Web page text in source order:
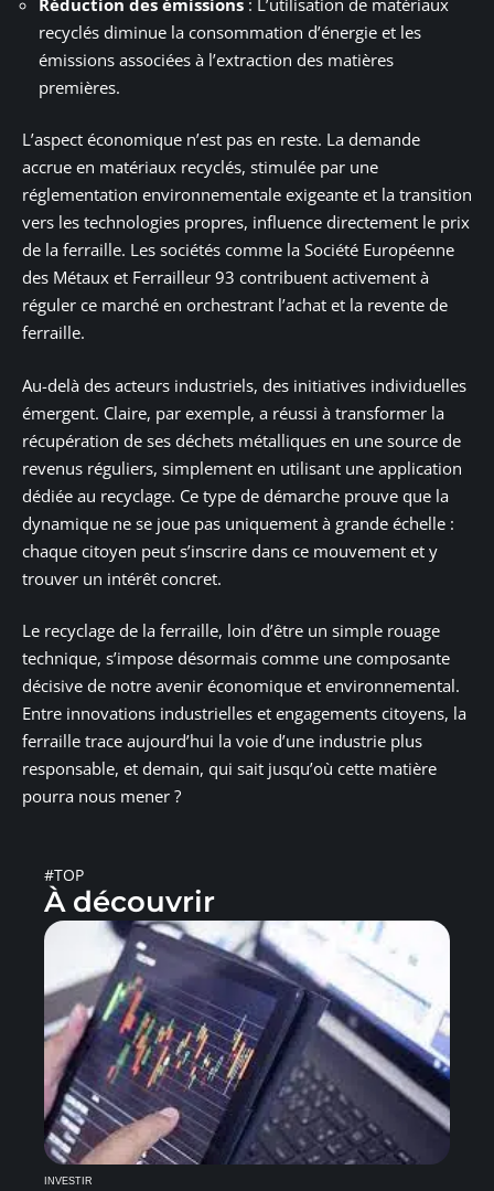
recyclés diminue la consommation d’énergie et les
émissions associées à l’extraction des matières
premières.
L’aspect économique n’est pas en reste. La demande
accrue en matériaux recyclés, stimulée par une
réglementation environnementale exigeante et la transition
vers les technologies propres, influence directement le prix
de la ferraille. Les sociétés comme la Société Européenne
des Métaux et Ferrailleur 93 contribuent activement à
réguler ce marché en orchestrant l’achat et la revente de
ferraille.
Au-delà des acteurs industriels, des initiatives individuelles
émergent. Claire, par exemple, a réussi à transformer la
récupération de ses déchets métalliques en une source de
revenus réguliers, simplement en utilisant une application
dédiée au recyclage. Ce type de démarche prouve que la
dynamique ne se joue pas uniquement à grande échelle :
chaque citoyen peut s’inscrire dans ce mouvement et y
trouver un intérêt concret.
Le recyclage de la ferraille, loin d’être un simple rouage
technique, s’impose désormais comme une composante
décisive de notre avenir économique et environnemental.
Entre innovations industrielles et engagements citoyens, la
ferraille trace aujourd’hui la voie d’une industrie plus
responsable, et demain, qui sait jusqu’où cette matière
pourra nous mener ?
#TOP
À découvrir
INVESTIR